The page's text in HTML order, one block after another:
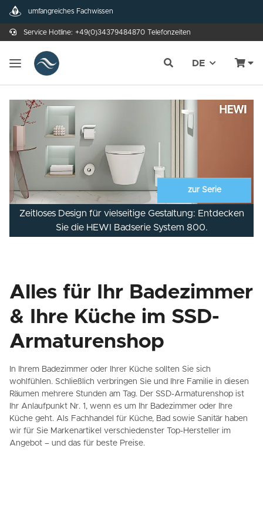
umfangreiches Fachwissen
Service Hotline: +49(0)34379484870 Telefonzeiten
DE
zur Serie
Zeitloses Design für vielseitige Gestaltung: Entdecken
Sie die HEWI Badserie System 800.
Alles für Ihr Badezimmer
& Ihre Küche im SSD-
Armaturenshop
In Ihrem Badezimmer oder Ihrer Küche sollten Sie sich
wohlfühlen. Schließlich verbringen Sie und Ihre Familie in diesen
Räumen mehrere Stunden am Tag. Der SSD-Armaturenshop ist
Ihr Anlaufpunkt Nr. 1, wenn es um Ihr Badezimmer oder Ihre
Küche geht. Als Fachhandel für Küche, Bad sowie Sanitär haben
wir für Sie Markenartikel verschiedenster Top-Hersteller im
Angebot – und das für beste Preise.